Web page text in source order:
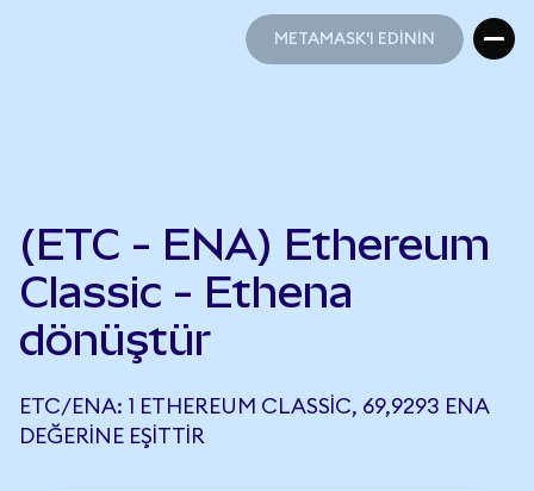
METAMASK'I EDİNİN
(ETC - ENA) Ethereum
Classic - Ethena
dönüştür
ETC/ENA: 1 ETHEREUM CLASSIC, 69,9293 ENA
DEĞERINE EŞITTIR